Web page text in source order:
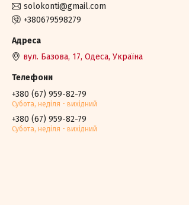
solokonti@gmail.com
+380679598279
вул. Базова, 17, Одеса, Україна
+380 (67) 959-82-79
Субота, недiля - вихiдний
+380 (67) 959-82-79
Субота, недiля - вихiдний